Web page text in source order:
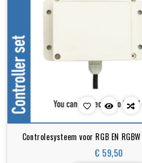
Controlesysteem voor RGB EN
€ 59,50
Prijs